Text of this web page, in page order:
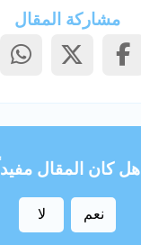
مشاركة المقال
هل كان المقال مفيداً
نعم لا